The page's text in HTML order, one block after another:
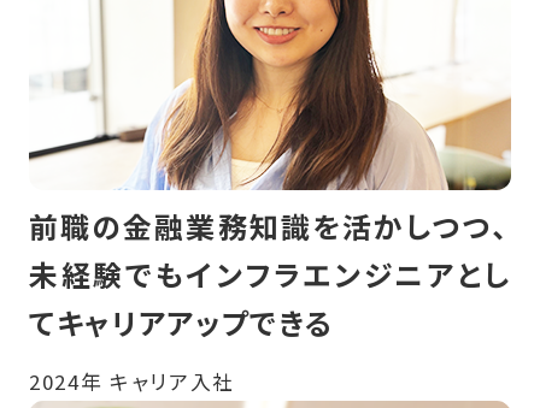
前職の金融業務知識を活かしつつ、
未経験でもインフラエンジニアとし
てキャリアアップできる
2024年 キャリア入社